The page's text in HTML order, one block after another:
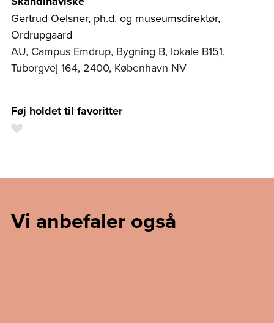
Gertrud Oelsner, ph.d. og museumsdirektør,
Ordrupgaard
AU, Campus Emdrup, Bygning B, lokale B151,
Tuborgvej 164, 2400, København NV
Føj holdet til favoritter
Vi anbefaler også